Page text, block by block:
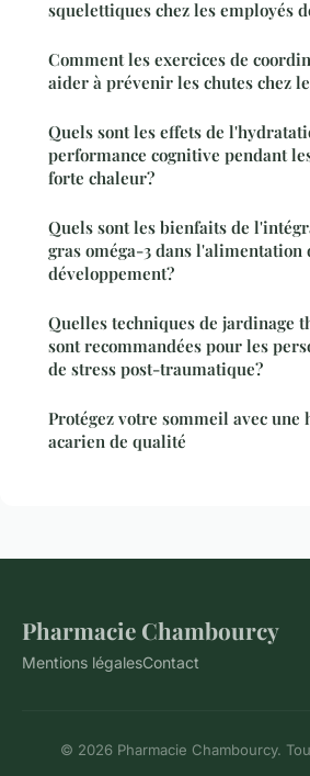
squelettiques chez les employés
Comment les exercices de
aider à prévenir les chutes chez
Quels sont les effets de
performance cognitive pendant
forte chaleur?
Quels sont les bienfaits de
gras oméga-3 dans l'alimentation
développement?
Quelles techniques de jardinage
sont recommandées pour les
de stress post-traumatique?
Protégez votre sommeil avec une
acarien de qualité
Pharmacie Chambourcy
Mentions légalesContact
© 2026 Pharmacie Chambourcy.